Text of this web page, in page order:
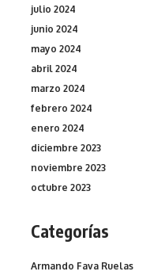
julio 2024
junio 2024
mayo 2024
abril 2024
marzo 2024
febrero 2024
enero 2024
diciembre 2023
noviembre 2023
octubre 2023
Categorías
Armando Fava Ruelas